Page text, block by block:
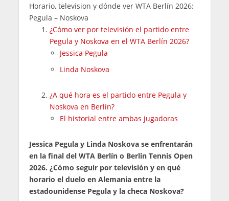
Horario, television y dónde ver WTA Berlín 2026:
Pegula – Noskova
¿Cómo ver por televisión el partido entre
Pegula y Noskova en el WTA Berlín 2026?
Jessica Pegula
Linda Noskova
¿A qué hora es el partido entre Pegula y
Noskova en Berlín?
El historial entre ambas jugadoras
Jessica Pegula y Linda Noskova se enfrentarán
en la final del WTA Berlín o Berlin Tennis Open
2026. ¿Cómo seguir por televisión y en qué
horario el duelo en Alemania entre la
estadounidense Pegula y la checa Noskova?